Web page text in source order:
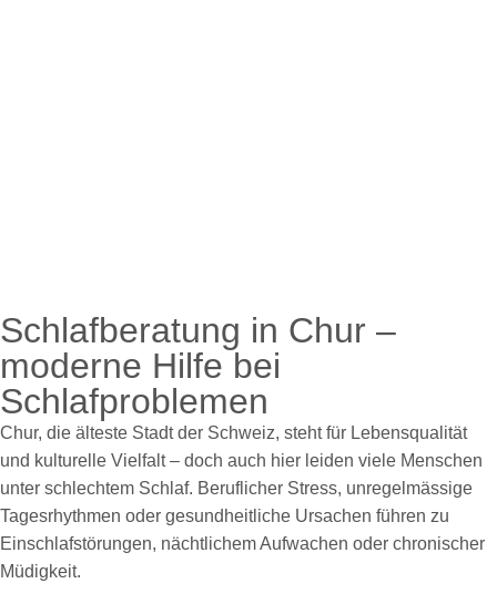
Schlafberatung in Chur –
moderne Hilfe bei
Schlafproblemen
Chur, die älteste Stadt der Schweiz, steht für Lebensqualität
und kulturelle Vielfalt – doch auch hier leiden viele Menschen
unter schlechtem Schlaf. Beruflicher Stress, unregelmässige
Tagesrhythmen oder gesundheitliche Ursachen führen zu
Einschlafstörungen, nächtlichem Aufwachen oder chronischer
Müdigkeit.